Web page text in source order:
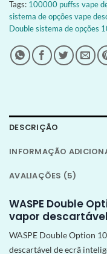
Tags: 100000 puffss vape
sistema de opções vape
Double sistema de opções
DESCRIÇÃO
INFORMAÇÃO
AVALIAÇÕES (5)
WASPE Double
vapor descartável
WASPE Double Option
descartável de ecrã